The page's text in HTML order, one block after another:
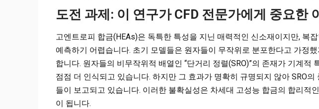
도전 과제: 이 연구가 CFD 전문가에게 중요한
고엔트로피 합금(HEAs)은 독특한 특성을 지닌 매력적인 신소재이지만, 복
예측하기 어렵습니다. 초기 모델들은 원자들이 무작위로 분포한다고 가정
합니다. 원자들의 비무작위적 배열인 “단거리 정렬(SRO)”의 존재가 기계적
점점 더 인식되고 있습니다. 하지만 그 효과가 명확히 규명되지 않아 SRO
들이 보고되고 있습니다. 이러한 불확실성은 차세대 고성능 합금의 합리적
이 됩니다.